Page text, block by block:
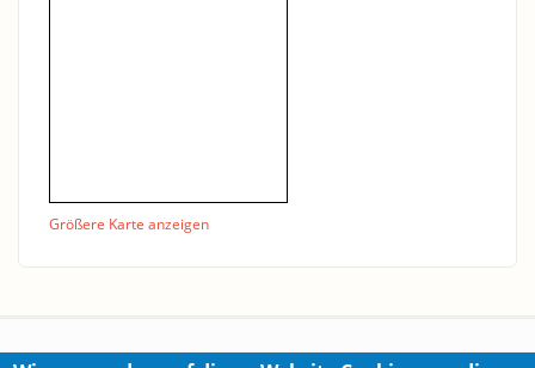
Größere Karte anzeigen